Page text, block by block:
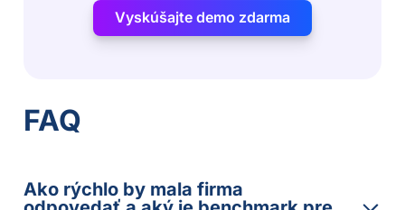
Vyskúšajte demo zdarma
FAQ
Ako rýchlo by mala firma